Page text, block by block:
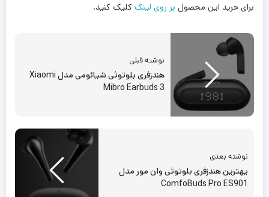
برای خرید این محصول بر روی لینک کلیک کنید.
نوشته قبلی
هندزفری بلوتوثی شیائومی مدل Xiaomi
Mibro Earbuds 3
نوشته بعدی
یهترین هندزفری بلوتوثی وان مور مدل
ComfoBuds Pro ES901